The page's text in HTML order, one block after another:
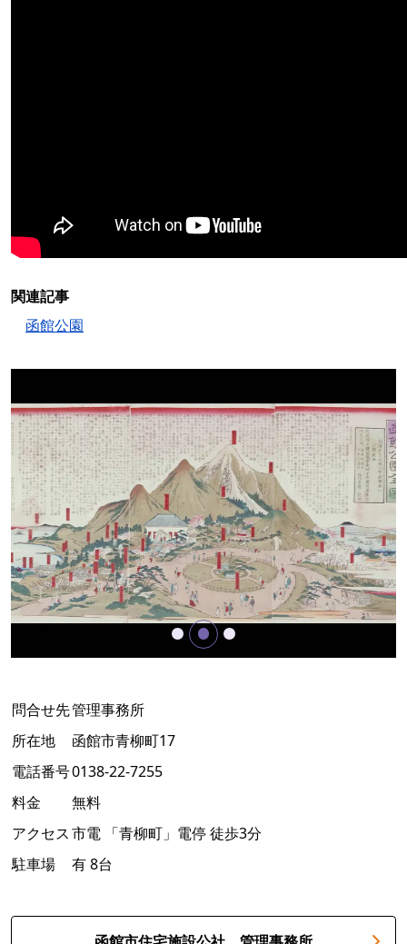
関連記事
函館公園
問合せ先管理事務所
所在地
函館市青柳町17
電話番号0138-22-7255
料金
無料
アクセス市電 「青柳町」電停 徒歩3分
駐車場
有 8台